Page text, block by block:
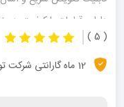
دارای قطعات با کیفیت به
( 5 )
12 ماه گارانتی شرکت توسن